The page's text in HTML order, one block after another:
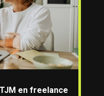
en freelance